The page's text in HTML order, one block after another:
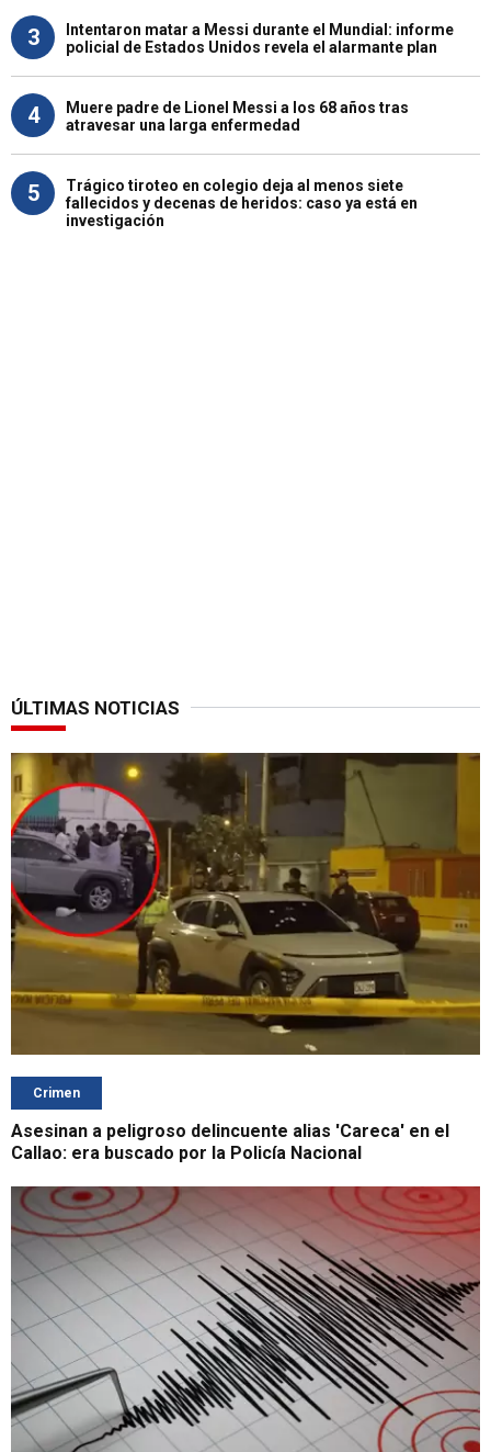
3
Intentaron matar a Messi durante el Mundial: informe
policial de Estados Unidos revela el alarmante plan
4
Muere padre de Lionel Messi a los 68 años tras
atravesar una larga enfermedad
5
Trágico tiroteo en colegio deja al menos siete
fallecidos y decenas de heridos: caso ya está en
investigación
ÚLTIMAS NOTICIAS
Crimen
Asesinan a peligroso delincuente alias 'Careca' en el
Callao: era buscado por la Policía Nacional